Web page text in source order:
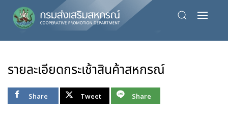
Skip
to
content
รายละเอียดกระเช้าสินค้าสหกรณ์
Share Tweet Share